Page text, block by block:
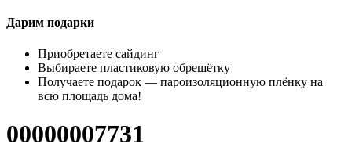
Дарим подарки
Приобретаете сайдинг
Выбираете пластиковую обрешётку
Получаете подарок — пароизоляционную плёнку на
всю площадь дома!
00000007731